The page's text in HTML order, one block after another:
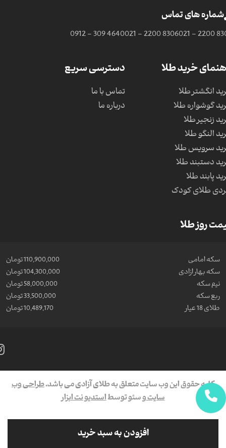
افزودن به سبد خرید
شماره های تماس
021 - 2200
021 - 2200 8306
0912 - 309 4640
خرید طلا
انگشتر طلا
گوشواره طلا
زنجیر طلا
النگو طلا
سرویس طلا
دستبند طلا
پابند طلا
طلای کودک
دسترسی سریع
تماس با ما
درباره ما
روز طلا
سکه امامی
110,900,000 تومان
سکه بهار ازادی
104,300,000 تومان
نیم سکه
58,000,000 تومان
ربع سکه
33,500,000 تومان
طلای 18 عیار
10,489,170 تومان
کلیه حقوق این وب سایت متعلق به طلای آزادی می باشد.طراحی وب
سایتو سئو توسطاستدیو نت ابزار